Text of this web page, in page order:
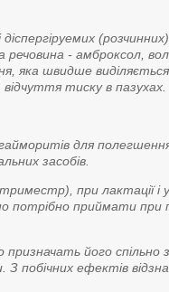
(розчинних),
речовина - амброксол,
яка швидше
тиску в пазухах.
для
засобів.
при лактації і у
приймати при
призначать його
побічних ефектів